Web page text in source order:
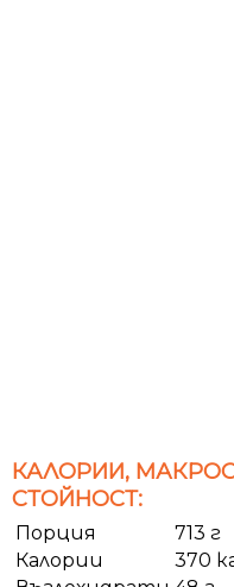
КАЛОРИИ,
СТОЙНОСТ:
Порция
713 г
Калории
370